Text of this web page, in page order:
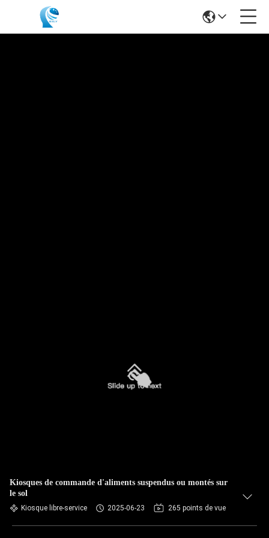
Kiosques de commande d'aliments suspendus ou montés sur
le sol
Kiosque libre-service 2025-06-23 265 points de vue